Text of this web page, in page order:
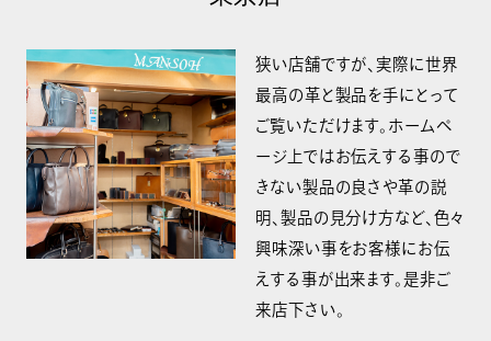
狭い店舗ですが、実際に世界
最高の革と製品を手にとって
ご覧いただけます。ホームペ
ージ上ではお伝えする事ので
きない製品の良さや革の説
明、製品の見分け方など、色々
興味深い事をお客様にお伝
えする事が出来ます。是非ご
来店下さい。